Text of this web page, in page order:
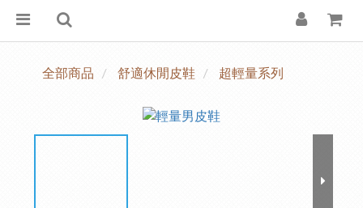
全部商品 舒適休閒皮鞋 超輕量系列